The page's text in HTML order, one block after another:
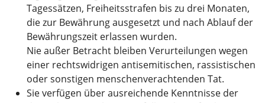
Tagessätzen, Freiheitsstrafen bis zu drei Monaten,
die zur Bewährung ausgesetzt und nach Ablauf der
Bewährungszeit erlassen wurden.
Nie außer Betracht bleiben Verurteilungen wegen
einer rechtswidrigen antisemitischen, rassistischen
oder sonstigen menschenverachtenden Tat.
Sie verfügen über ausreichende Kenntnisse der